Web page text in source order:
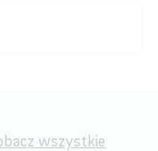
wszystkie